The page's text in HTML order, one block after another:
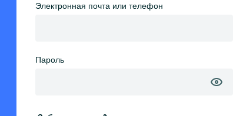
Электронная почта или телефон
Пароль